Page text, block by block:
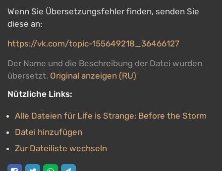
Wenn Sie Übersetzungsfehler finden, senden Sie
diese an:
https://vk.com/topic-155649218_36466127
Der Name und die Beschreibung der Datei wurden
übersetzt. Original anzeigen (RU)
Nützliche Links:
Alle Dateien für Life is Strange: Before the Storm
Datei hinzufügen
Zur Dateiliste wechseln